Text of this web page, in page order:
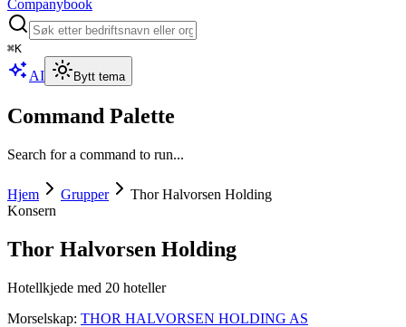
Companybook
⌘K
AI Bytt tema
Command Palette
Search for a command to run...
Hjem Grupper
Thor Halvorsen Holding
Konsern
Thor Halvorsen Holding
Hotellkjede med 20 hoteller
Morselskap: THOR HALVORSEN HOLDING AS